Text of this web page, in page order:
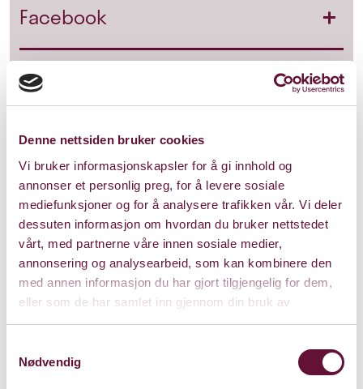
Denne nettsiden bruker cookies
Vi bruker informasjonskapsler for å gi innhold og
annonser et personlig preg, for å levere sosiale
mediefunksjoner og for å analysere trafikken vår. Vi deler
dessuten informasjon om hvordan du bruker nettstedet
vårt, med partnerne våre innen sosiale medier,
annonsering og analysearbeid, som kan kombinere den
med annen informasjon du har gjort tilgjengelig for dem,
eller som de har samlet inn gjennom din bruk av
tjenestene deres.
Nødvendig
Facebook
Instagram
YouTube
Spotify
Pris: 0 - 595